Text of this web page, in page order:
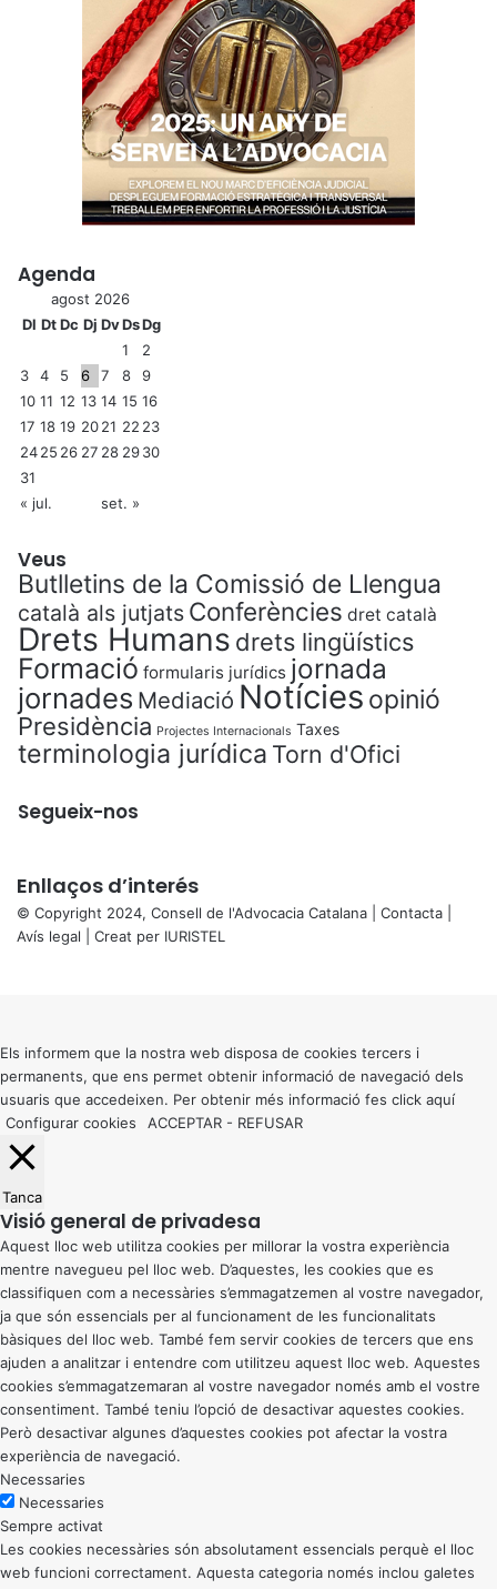
Agenda
agost 2026
Dl DtDc Dj DvDsDg
1
2
3
4 5 6 7 8
9
10 11 12 13 14 15 16
17 18 19 2021 22 23
2425 26 27 28 2930
31
« jul.
set. »
Veus
Butlletins de la Comissió de Llengua
català als jutjats Conferències dret català
Drets Humans drets lingüístics
Formació formularis jurídics jornada
jornades Mediació Notícies opinió
Presidència Projectes Internacionals Taxes
terminologia jurídica Torn d'Ofici
Segueix-nos
Enllaços d’interés
© Copyright 2024, Consell de l'Advocacia Catalana | Contacta
Avís legal | Creat per IURISTEL
button
Els informem que la nostra web disposa de cookies tercers i
permanents, que ens permet obtenir informació de navegació dels
usuaris que accedeixen. Per obtenir més informació fes click aquí
Configurar cookies
ACCEPTAR - REFUSAR
Tanca
Visió general de privadesa
Aquest lloc web utilitza cookies per millorar la vostra experiència
mentre navegueu pel lloc web. D’aquestes, les cookies que es
classifiquen com a necessàries s’emmagatzemen al vostre navegador,
ja que són essencials per al funcionament de les funcionalitats
bàsiques del lloc web. També fem servir cookies de tercers que ens
ajuden a analitzar i entendre com utilitzeu aquest lloc web. Aquestes
cookies s’emmagatzemaran al vostre navegador només amb el vostre
consentiment. També teniu l’opció de desactivar aquestes cookies.
Però desactivar algunes d’aquestes cookies pot afectar la vostra
experiència de navegació.
Necessaries
Necessaries
Sempre activat
Les cookies necessàries són absolutament essencials perquè el lloc
web funcioni correctament. Aquesta categoria només inclou galetes